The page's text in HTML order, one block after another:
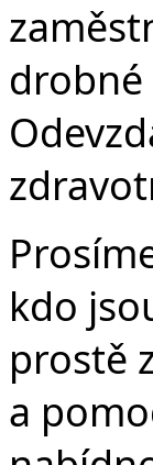
kdo
prostě
a